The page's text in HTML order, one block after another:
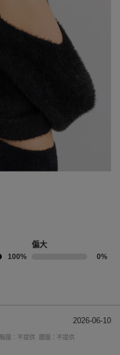
100%
偏大
0%
2026-06-10
胸圍：不提供
腰圍：不提供